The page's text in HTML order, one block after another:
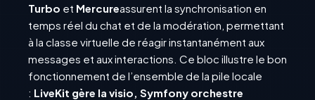
Turbo et Mercureassurent la synchronisation en
temps réel du chat et de la modération, permettant
à la classe virtuelle de réagir instantanément aux
messages et aux interactions. Ce bloc illustre le bon
fonctionnement de l’ensemble de la pile locale
: LiveKit gère la visio, Symfony orchestre